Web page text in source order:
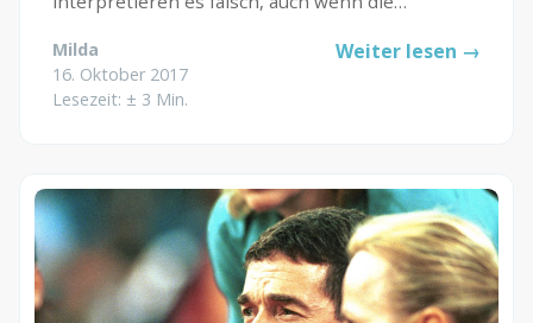
Jahren stammt. Soll ich Ihnen mal was Lustiges
verraten? Das erste iPhone kam 2007...
Milda
16. Oktober 2017
Lesezeit: ± 3 Min.
Weiter lesen →